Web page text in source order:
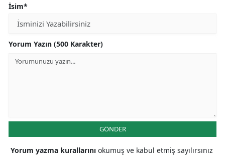
İsim*
Yorum Yazın (500 Karakter)
GÖNDER
Yorum yazma kurallarını okumuş ve kabul etmiş sayılırsınız